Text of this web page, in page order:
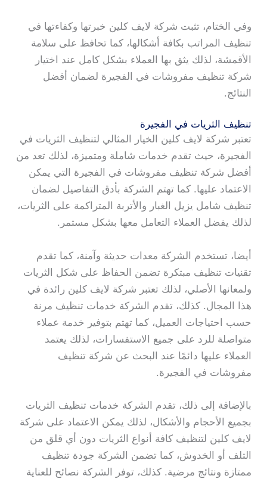
وفي الختام، تثبت شركة لايف كلين خبرتها وكفاءتها في
تنظيف المراتب بكافة أشكالها، كما تحافظ على سلامة
الأقمشة، لذلك يثق بها العملاء بشكل كامل عند اختيار
شركة تنظيف مفروشات في الفجيرة لضمان أفضل
النتائج.
تنظيف الثريات في الفجيرة
تعتبر شركة لايف كلين الخيار المثالي لتنظيف الثريات في
الفجيرة، حيث تقدم خدمات شاملة ومتميزة، لذلك تعد من
أفضل شركة تنظيف مفروشات في الفجيرة التي يمكن
الاعتماد عليها. كما تهتم الشركة بأدق التفاصيل لضمان
تنظيف شامل يزيل الغبار والأتربة المتراكمة على الثريات،
لذلك يفضل العملاء التعامل معها بشكل مستمر.
أيضا، تستخدم الشركة معدات حديثة وآمنة، كما تقدم
تقنيات تنظيف مبتكرة تضمن الحفاظ على شكل الثريات
ولمعانها الأصلي، لذلك تعتبر شركة لايف كلين رائدة في
هذا المجال. كذلك، تقدم الشركة خدمات تنظيف مرنة
حسب احتياجات العميل، كما تهتم بتوفير خدمة عملاء
متواصلة للرد على جميع الاستفسارات، لذلك يعتمد
العملاء عليها دائمًا عند البحث عن شركة تنظيف
مفروشات في الفجيرة.
بالإضافة إلى ذلك، تقدم الشركة خدمات تنظيف الثريات
بجميع الأحجام والأشكال، لذلك يمكن الاعتماد على شركة
لايف كلين لتنظيف كافة أنواع الثريات دون أي قلق من
التلف أو الخدوش، كما تضمن الشركة جودة تنظيف
ممتازة ونتائج مرضية. كذلك، توفر الشركة نصائح للعناية